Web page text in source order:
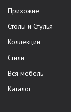
Прихожие
Столы и Стулья
Коллекции
Стили
Вся мебель
Каталог